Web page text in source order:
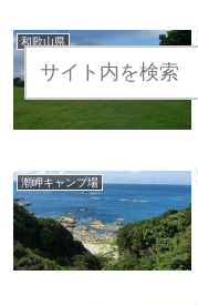
和歌山県
潮岬キャンプ場